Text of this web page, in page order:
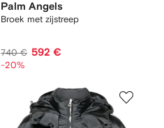
Palm Angels
Broek met zijstreep
740 € 592 €
-20%